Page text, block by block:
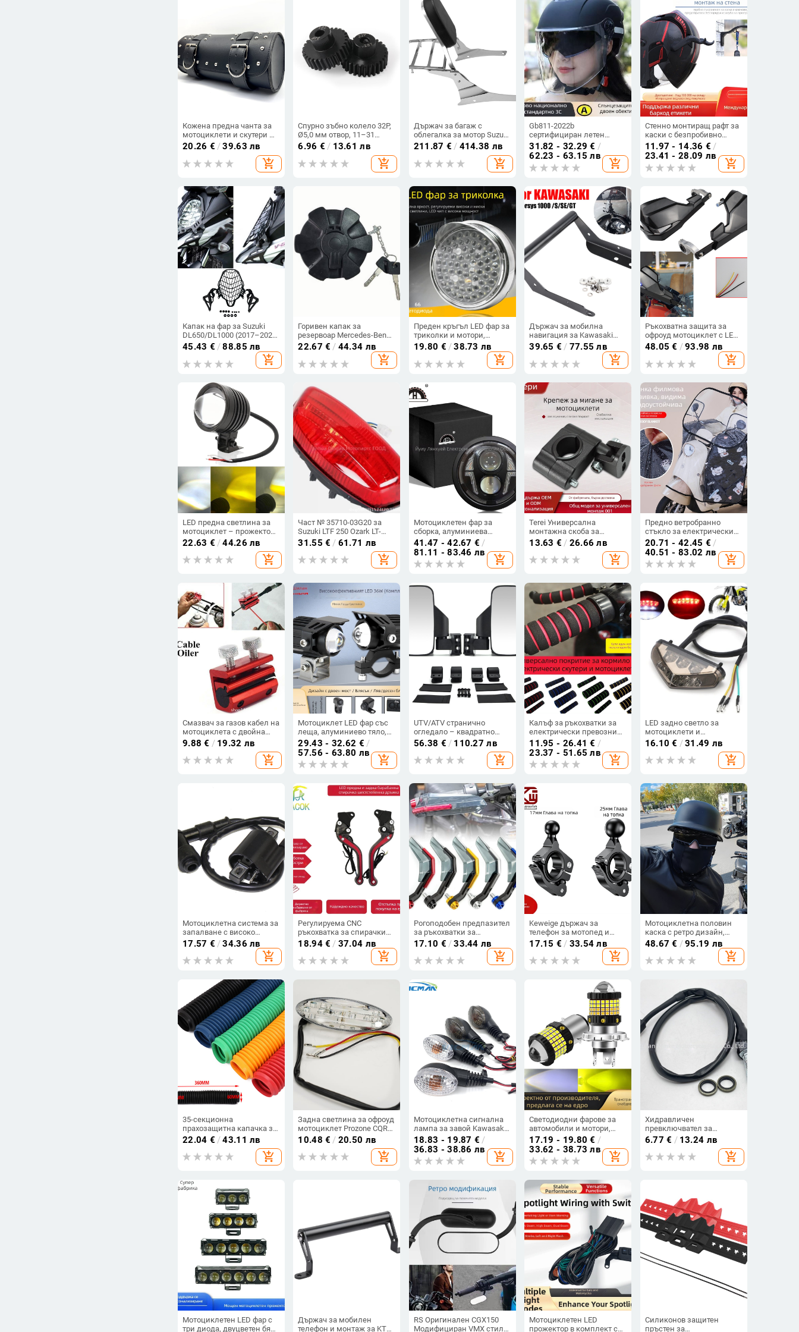
Кожена предна чанта за
мотоциклети и скутери —
водоустойчива, UV-
устойчива и
износоустойчива.
20.26 € /39.63 лв
add_shopping_cart
Спурно зъбно колело 32P,
Ø5,0 мм отвор, 11–31
зъба, монолитна
стоманена конструкция с
черно покритие, за мотор
на 1/10 RC автомобил
6.96 € / 13.61 лв
add_shopping_cart
Държач за багаж с
облегалка за мотор Suzuki
C50/M50 Intruder Volusia
VL800 (2005-2014)
211.87 € / 414.38 лв
add_shopping_cart
Gb811-2022b
сертифициран летен
шлем с двойни визьори
за електрически
превозни средства,
унисекс, за мотоциклет,
31.82 - 32.29 € /
62.23 - 63.15 лв
add_shopping_cart
Стенно монтиращ рафт за
каски с безпробивно
окачване (мотоциклетни
каски; обща
съвместимост)
11.97 - 14.36 € /
23.41 - 28.09 лв
add_shopping_cart
Капак на фар за Suzuki
DL650/DL1000 (2017–2020)
- водоустойчив, защита на
фар, модификационна
част за мотора
45.43 € /88.85 лв
add_shopping_cart
Горивен капак за
резервоар Mercedes-Benz
камиони (Actros, MP4,
MP5) – A0004707905,
A0004706605, с помощ при
22.67 € / 44.34 лв
add_shopping_cart
Преден кръгъл LED фар за
триколки и мотори,
универсален 12-80V, 60W,
2500 лм, 66 LED
19.80 € /38.73 лв
add_shopping_cart
Държач за мобилна
навигация за Kawasaki
Versys 1000 — S2R,
модифициран и
разширен
39.65 € / 77.55 лв
add_shopping_cart
Ръкохватна защита за
офроуд мотоциклет с LED
светлина и дневна
светлина, удароустойчива
48.05 € /93.98 лв
add_shopping_cart
LED предна светлина за
мотоциклет – прожектор
с висока яркост за
електрически
велосипеди, модел T6A,
22.63 € /44.26 лв
add_shopping_cart
Част № 35710-03G20 за
Suzuki LTF 250 Ozark LT-
Z250 LTZ 400Z LT-F
31.55 € / 61.71 лв
add_shopping_cart
Мотоциклетен фар за
сборка, алуминиева
конструкция; DC 12–80 V;
IP67 водоустойчив; 2500
lm; 25 W LED
41.47 - 42.67 € /
81.11 - 83.46 лв
add_shopping_cart
Terei Универсална
монтажна скоба за
мотоциклетен прожектор
– универсален монтаж,
LED фар, амортизаторна
13.63 € / 26.66 лв
add_shopping_cart
Предно ветробранно
стъкло за електрически
мотоциклет – прозрачно,
водоустойчиво,
слънцезащитно; модел
001; подходящо за мотори
виждане и без кошница;
материал: Oxford плат +
пластмаса
20.71 - 42.45 € /
40.51 - 83.02 лв
add_shopping_cart
Смазвач за газов кабел на
мотоциклета с двойна
глава
9.88 € / 19.32 лв
add_shopping_cart
Мотоциклет LED фар със
леща, алуминиево тяло,
двуцветни LED чипове,
18W на лампа, 12–85V
вход, модел Q9
29.43 - 32.62 € /
57.56 - 63.80 лв
add_shopping_cart
UTV/ATV странично
огледало – квадратно
огледало от стъкло,
корпус PMMA/ABS, модел
MIR_UTV_S-23800, монтаж
с тръбна скоба, офроуд
56.38 € / 110.27 лв
add_shopping_cart
Калъф за ръкохватки за
електрически превозни
средства и мотори —
аксесоари за
модификация, газ,
антифриз,
мек гел
11.95 - 26.41 € /
23.37 - 51.65 лв
add_shopping_cart
LED задно светло за
мотоциклети и
електрически превозни
средства, триъгълно
червено спирачно задно
осветление за заден
16.10 € /31.49 лв
add_shopping_cart
Мотоциклетна система за
запалване с високо
напрежение
CG125/CG150/CG250
(Марка Youyi; Модел
CG125/CG150/CG250;
Високовольтна линия)
17.57 € /34.36 лв
add_shopping_cart
Регулируема CNC
ръкохватка за спирачки
на универсален
мотоциклет с индикатор
за завой, за предна и
18.94€ / 37.04 лв
add_shopping_cart
Рогоподобен предпазител
за ръкохватки за
мотоциклет и
електрически скутер –
защита на кормилото от
17.10 € /33.44 лв
add_shopping_cart
Keweige държач за
телефон за мотопед и
велосипед с 17 мм
шарнирна глава и 25 мм
алуминиева база за
кормило с бързосмен
17.15 € / 33.54 лв
add_shopping_cart
Мотоциклетна половин
каска с ретро дизайн,
ABS, 3C сертифицирана,
за възрастни,
целогодишна употреба
48.67 € /95.19 лв
add_shopping_cart
35-секционна
прахозащитна капачка за
предна вилка на
мотоциклет за KTM, BMW,
Honda, Suzuki, Yamaha и
22.04 € /43.11 лв
add_shopping_cart
Задна светлина за офроуд
мотоциклет Prozone CQR
— универсална, светлина
за спирачка и мигачи,
модел CQR, 3C сертификат
10.48 € / 20.50 лв
add_shopping_cart
Мотоциклетна сигнална
лампа за завой Kawasaki
Ninja 250R EX250 KLX250S
VN650
18.83 - 19.87 € /
36.83 - 38.86 лв
add_shopping_cart
Светодиодни фарове за
автомобили и мотори,
двуцветни бял и жълт,
H4/H6/BA20D12-80V,
висока яркост
17.19 - 19.80 € /
33.62 - 38.73 лв
add_shopping_cart
Хидравличен
превключвател за
спирачен маркуч на
мотоциклет, 10x1.25mm,
превключвател за задно
6.77 € / 13.24 лв
add_shopping_cart
Мотоциклетен LED фар с
три диода, двуцветен бял
Държач за мобилен
телефон и монтаж за KTM
RS Оригинален CGX150
Модифициран VMX стил
Мотоциклетен LED
прожектор в комплект с
Силиконов защитен
пръстен за